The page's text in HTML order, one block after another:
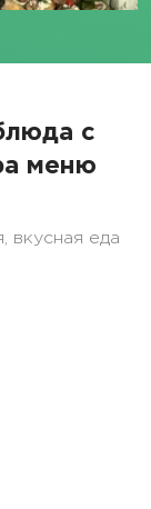
с
меню
вкусная еда